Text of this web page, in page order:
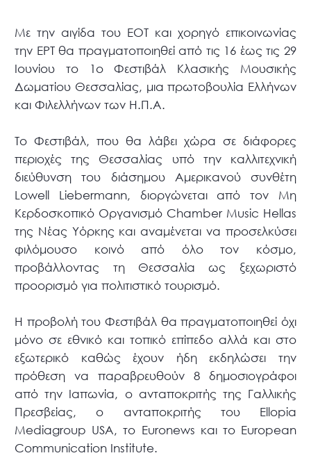
Με την αιγίδα του ΕΟΤ και χορηγό επικοινωνίας
την ΕΡΤ θα πραγματοποιηθεί από τις 16 έως τις 29
Ιουνίου το 1ο Φεστιβάλ Κλασικής Μουσικής
Δωματίου Θεσσαλίας, μια πρωτοβουλία Ελλήνων
και Φιλελλήνων των Η.Π.Α.
Το Φεστιβάλ, που θα λάβει χώρα σε διάφορες
περιοχές της Θεσσαλίας υπό την καλλιτεχνική
διεύθυνση του διάσημου Αμερικανού συνθέτη
Lowell Liebermann, διοργώνεται από τον Μη
Κερδοσκοπικό Οργανισμό Chamber Music Hellas
της Νέας Υόρκης και αναμένεται να προσελκύσει
φιλόμουσο κοινό από όλο τον κόσμο,
προβάλλοντας τη Θεσσαλία ως ξεχωριστό
προορισμό για πολιτιστικό τουρισμό.
Η προβολή του Φεστιβάλ θα πραγματοποιηθεί όχι
μόνο σε εθνικό και τοπικό επίπεδο αλλά και στο
εξωτερικό καθώς έχουν ήδη εκδηλώσει την
πρόθεση να παραβρευθούν 8 δημοσιογράφοι
από την Ιαπωνία, ο ανταποκριτής της Γαλλικής
Πρεσβείας, ο ανταποκριτής του Ellopia
Mediagroup USA, το Euronews και το European
Communication Institute.